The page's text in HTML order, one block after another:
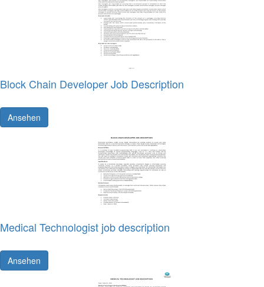
Block Chain Developer Job Description
Ansehen
Medical Technologist job description
Ansehen